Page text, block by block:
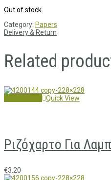
Out of stock
Category: Papers
Delivery & Return
Related
Quick View
Ριζόχαρτο Για
€3.20